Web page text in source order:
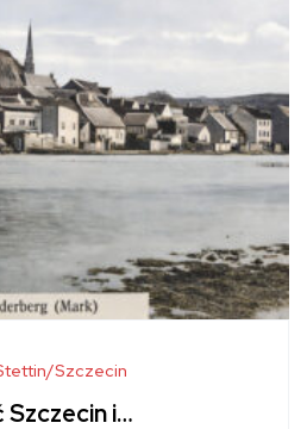
Szczecin
Szczecin i…